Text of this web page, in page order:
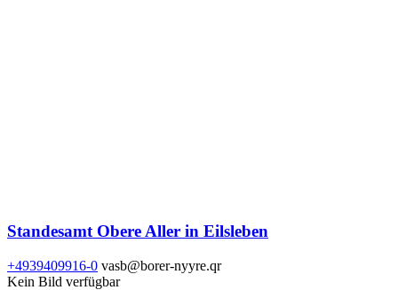
Standesamt Obere Aller in Eilsleben
+4939409916-0 vasb@borer-nyyre.qr
Kein Bild verfügbar